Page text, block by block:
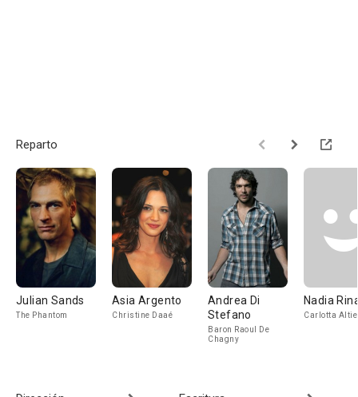
Reparto
Julian Sands
The Phantom
Asia Argento
Christine Daaé
Andrea Di
Stefano
Baron Raoul De
Chagny
Nadia
Carlotta